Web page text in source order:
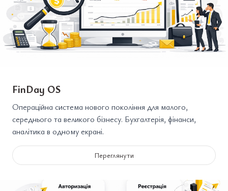
FinDay OS
Операційна система нового покоління для малого,
середнього та великого бізнесу. Бухгалтерія, фінанси,
аналітика в одному екрані.
Переглянути